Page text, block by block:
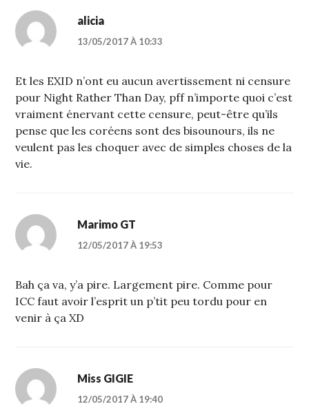
alicia
13/05/2017 À 10:33
Et les EXID n’ont eu aucun avertissement ni censure
pour Night Rather Than Day, pff n’importe quoi c’est
vraiment énervant cette censure, peut-être qu’ils
pense que les coréens sont des bisounours, ils ne
veulent pas les choquer avec de simples choses de la
vie.
Marimo GT
12/05/2017 À 19:53
Bah ça va, y’a pire. Largement pire. Comme pour
ICC faut avoir l’esprit un p’tit peu tordu pour en
venir à ça XD
Miss GIGIE
12/05/2017 À 19:40